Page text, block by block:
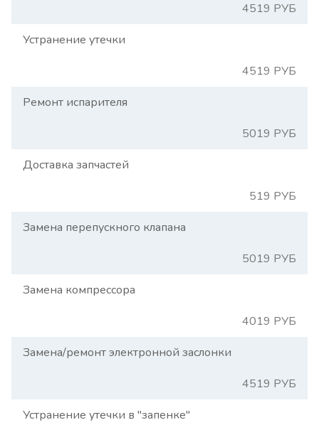
4519 РУБ
Устранение утечки
4519 РУБ
Ремонт испарителя
5019 РУБ
Доставка запчастей
519 РУБ
Замена перепускного клапана
5019 РУБ
Замена компрессора
4019 РУБ
Замена/ремонт электронной заслонки
4519 РУБ
Устранение утечки в "запенке"